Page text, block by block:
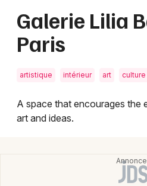
Manifestations
Bordeaux
Colmar
Marseille
Galerie Lilia
Paris
artistique intérieur art culture
A space that encourages the
art and ideas.
Près de moi
Changer de lieu
Quand ?